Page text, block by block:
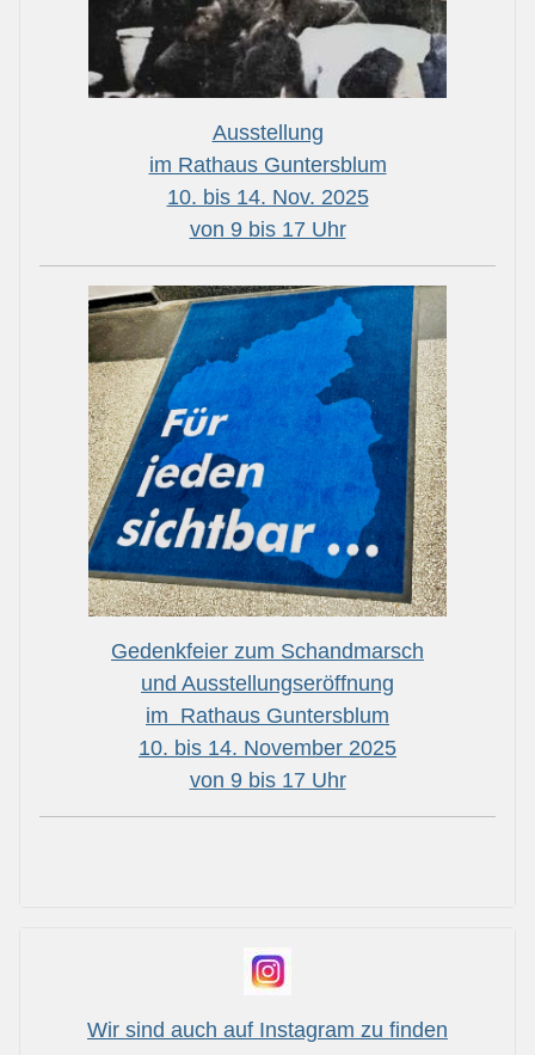
Ausstellung
im Rathaus Guntersblum
10. bis 14. Nov. 2025
von 9 bis 17 Uhr
Gedenkfeier zum Schandmarsch
und Ausstellungseröffnung
im Rathaus Guntersblum
10. bis 14. November 2025
von 9 bis 17 Uhr
Wir sind auch auf Instagram zu finden